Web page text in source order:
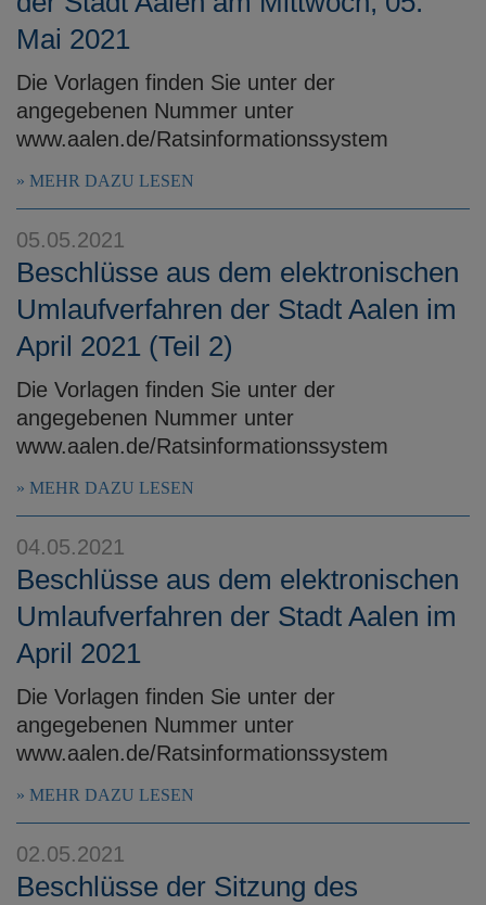
Mai 2021
Die Vorlagen finden Sie unter der
angegebenen Nummer unter
www.aalen.de/Ratsinformationssystem
MEHR DAZU LESEN
05.05.2021
Beschlüsse aus dem elektronischen
Umlaufverfahren der Stadt Aalen im
April 2021 (Teil 2)
Die Vorlagen finden Sie unter der
angegebenen Nummer unter
www.aalen.de/Ratsinformationssystem
MEHR DAZU LESEN
04.05.2021
Beschlüsse aus dem elektronischen
Umlaufverfahren der Stadt Aalen im
April 2021
Die Vorlagen finden Sie unter der
angegebenen Nummer unter
www.aalen.de/Ratsinformationssystem
MEHR DAZU LESEN
02.05.2021
Beschlüsse der Sitzung des